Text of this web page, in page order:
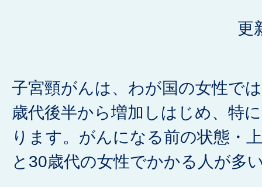
更
子宮頸がんは、わが国の女性で
歳代後半から増加しはじめ、特
ります。がんになる前の状態・
と30歳代の女性でかかる人が多